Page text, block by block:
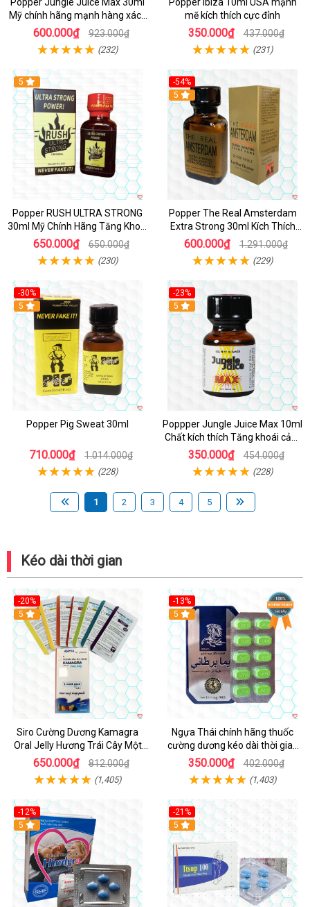
Mỹ chính hãng mạnh hàng xách
tay kích thích
600.000₫ 923.000₫
(232)
mẽ kích thích cực đỉnh
350.000₫ 437.000₫
(231)
5
Popper RUSH ULTRA STRONG
30ml Mỹ Chính Hãng Tăng Khoái
Cảm
650.000₫ 650.000₫
(230)
-54%
5
Popper The Real Amsterdam
Extra Strong 30ml Kích Thích
Cường Độ Cao
600.000₫ 1.291.000₫
(229)
-30%
5
Popper Pig Sweat 30ml
710.000₫ 1.014.000₫
(228)
-23%
5
Poppper Jungle Juice Max 10ml
Chất kích thích Tăng khoái cảm
An toàn
350.000₫ 454.000₫
(228)
1 2 3 4 5
Kéo dài thời gian
-20%
5
Siro Cường Dương Kamagra
Oral Jelly Hương Trái Cây Một
Hộp 7 Gói 100g
650.000₫ 812.000₫
(1,405)
-13%
Hot
5
Ngựa Thái chính hãng thuốc
cường dương kéo dài thời gian
cho Nam hộp 10 viên
350.000₫ 402.000₫
(1,403)
-12%
5
-21%
5